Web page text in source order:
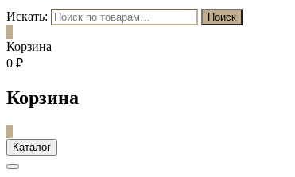
Искать: Поиск
Корзина
0 ₽
Корзина
Каталог